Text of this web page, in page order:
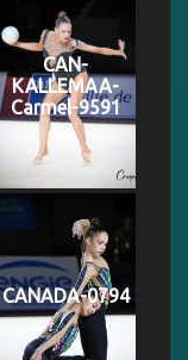
CAN-
KALLEMAA-
Carmel-9591
CANADA-0794